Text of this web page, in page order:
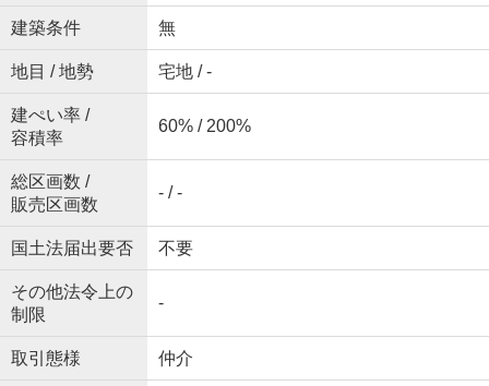
建築条件 無
地目 / 地勢 宅地 / -
建ぺい率 /
容積率
60% / 200%
総区画数 /
販売区画数
- / -
国土法届出要否 不要
その他法令上の
制限
-
取引態様 仲介